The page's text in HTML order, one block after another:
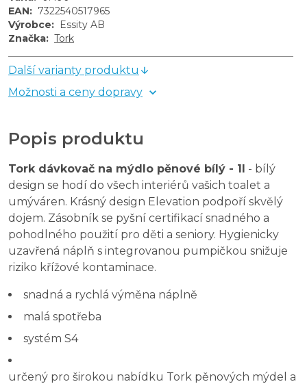
EAN: 7322540517965
Výrobce: Essity AB
Značka: Tork
Další varianty produktu
Možnosti a ceny dopravy
Popis produktu
Tork dávkovač na mýdlo pěnové bílý - 1l - bílý
design se hodí do všech interiérů vašich toalet a
umýváren. Krásný design Elevation podpoří skvělý
dojem. Zásobník se pyšní certifikací snadného a
pohodlného použití pro děti a seniory. Hygienicky
uzavřená náplň s integrovanou pumpičkou snižuje
riziko křížové kontaminace.
snadná a rychlá výměna náplně
malá spotřeba
systém S4
určený pro širokou nabídku Tork pěnových mýdel a